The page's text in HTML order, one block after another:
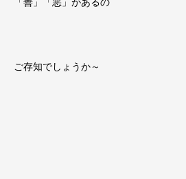
「善」「悪」があるの
ご存知でしょうか～